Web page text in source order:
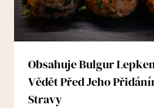
Obsahuje Bulgur
Vědět Před Jeho
Stravy